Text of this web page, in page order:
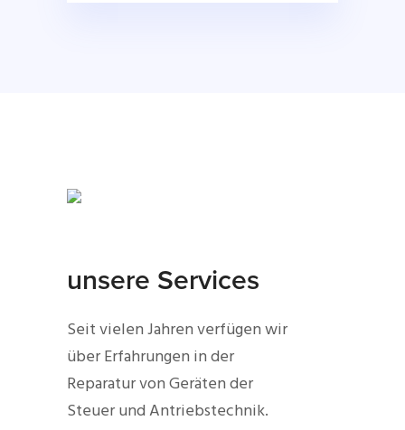
unsere Services
Seit vielen Jahren verfügen wir
über Erfahrungen in der
Reparatur von Geräten der
Steuer und Antriebstechnik.